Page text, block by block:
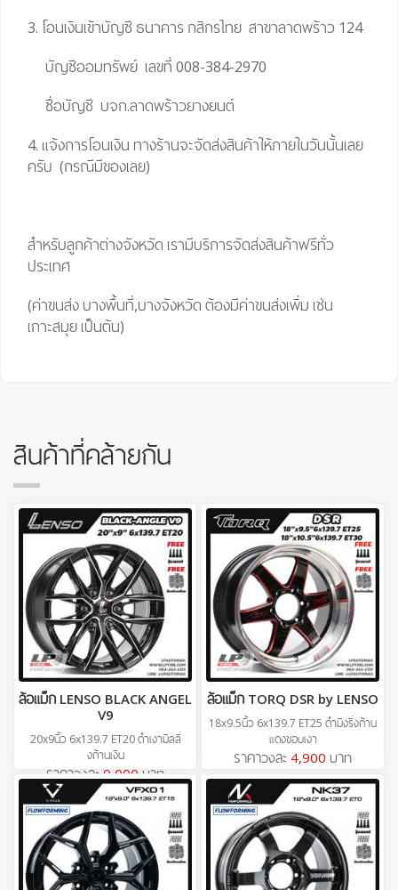
3. โอนเงินเข้าบัญชี ธนาคาร กสิกรไทย สาขาลาดพร้าว 124
บัญชีออมทรัพย์ เลขที่ 008-384-2970
ชื่อบัญชี บจก.ลาดพร้าวยางยนต์
4. แจ้งการโอนเงิน ทางร้านจะจัดส่งสินค้าให้ภายในวันนั้นเลย
ครับ (กรณีมีของเลย)
สำหรับลูกค้าต่างจังหวัด เรามีบริการจัดส่งสินค้าฟรีทั่ว
ประเทศ
(ค่าขนส่ง บางพื้นที่,บางจังหวัด ต้องมีค่าขนส่งเพิ่ม เช่น
เกาะสมุย เป็นต้น)
สินค้าที่คล้ายกัน
ล้อแม็ก LENSO BLACK ANGEL
V9
20x9นิ้ว 6x139.7 ET20 ดำเงามิลลิ่
งก้านเงิน
ราคาวงละ 9,000 บาท
ล้อแม็ก TORQ DSR by LENSO
18x9.5นิ้ว 6x139.7 ET25 ดำมิงริ่งก้าน
แดงขอบเงา
ราคาวงละ 4,900 บาท